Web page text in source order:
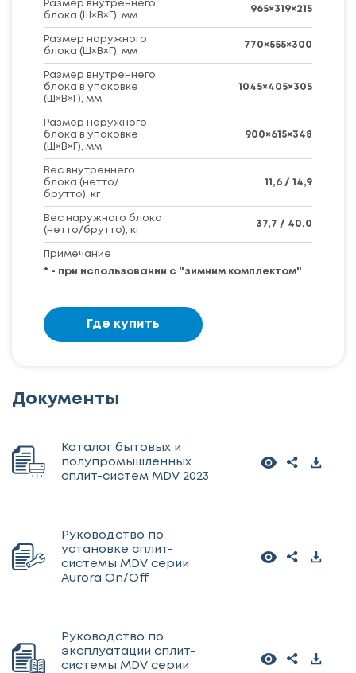
Размер внутреннего
блока (Ш×В×Г), мм
965×319×215
Размер наружного
блока (Ш×В×Г), мм
770×555×300
Размер внутреннего
блока в упаковке
(Ш×В×Г), мм
1045×405×305
Размер наружного
блока в упаковке
(Ш×В×Г), мм
900×615×348
Вес внутреннего
блока (нетто/
брутто), кг
11,6 / 14,9
Вес наружного блока
(нетто/брутто), кг
37,7 / 40,0
Примечание
* - при использовании с "зимним комплектом"
Где купить
Документы
Каталог бытовых и
полупромышленных
сплит-систем MDV 2023
Руководство по
установке сплит-
системы MDV серии
Aurora On/Off
Руководство по
эксплуатации сплит-
системы MDV серии